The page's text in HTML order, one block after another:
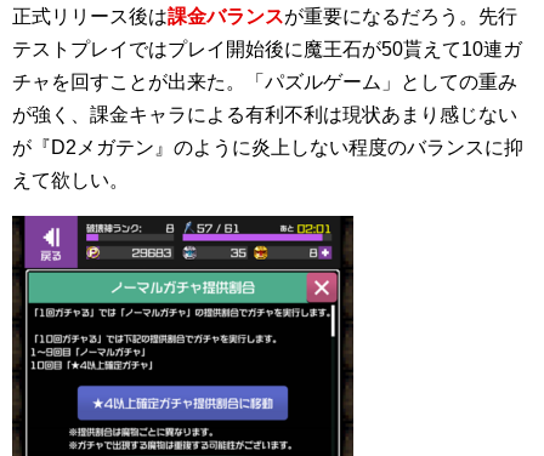
正式リリース後は課金バランスが重要になるだろう。先行
テストプレイではプレイ開始後に魔王石が50貰えて10連ガ
チャを回すことが出来た。「パズルゲーム」としての重み
が強く、課金キャラによる有利不利は現状あまり感じない
が『D2メガテン』のように炎上しない程度のバランスに抑
えて欲しい。